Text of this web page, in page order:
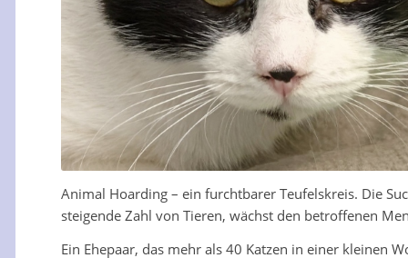
Animal Hoarding – ein furchtbarer Teufelskreis. Die
steigende Zahl von Tieren, wächst den betroffenen
Ein Ehepaar, das mehr als 40 Katzen in einer kleinen